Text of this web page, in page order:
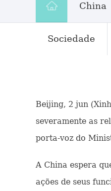
China
Sociedade
Beijing, 2 jun
severamente as
porta-voz do
A China espera
ações de seus